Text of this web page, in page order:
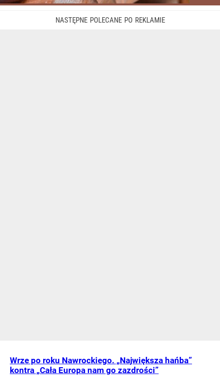
Wrze po roku Nawrockiego. „Największa hańba”
kontra „Cała Europa nam go zazdrości”